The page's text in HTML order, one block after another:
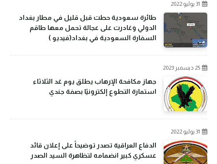
31 يوليو 2022
طائرة سعودية حطت قبل قليل في مطار بغداد
الدولي وغادرت على عجالة تحمل معها طاقم
السفارة السعودية في بغداد(فيديو )
25 ديسمبر 2023
جهاز مكافحة الإرهاب يطلق يوم غد الثلاثاء
استمارة التطوع إلكترونيًا بصفة جندي
31 يوليو 2022
الدفاع العراقية تصدر توضيحاً على إعلان قائد
عسكري كبير انضمامه لتظاهرة السيد الصدر